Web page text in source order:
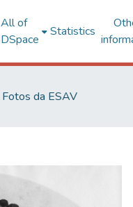
All of
DSpace
Statistics
Fotos da ESAV